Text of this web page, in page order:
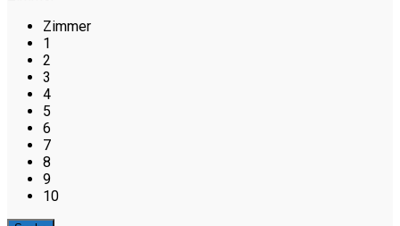
Zimmer
1
2
3
4
5
6
7
8
9
10